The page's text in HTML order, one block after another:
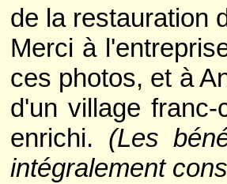
de la restauration
Merci à
ces photos, et à
d'un village
enrichi. (Les
intégralement